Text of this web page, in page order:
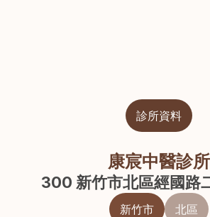
診所資料
康宸中醫診所
300 新竹市北區經國路
新竹市 北區